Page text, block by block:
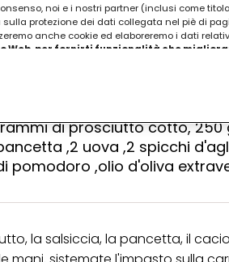
di prosciutto cotto, 250
,2 uova ,2 spicchi
pomodoro ,olio d'oliva
la salsiccia, la pancetta, il
noi e i nostri partner (inclusi come
protezione dei dati collegata nel piè di
anche cookie ed elaboreremo i dati
Web, per fornirti funzionalità che
. Analizzeremo il tuo utilizzo di questo
dell'azienda per cui lavori) per) e su tale
le nostre informazioni sulle entità
questo sito web e altri media (di terzi)
il successo delle campagne
maggiori informazioni sul trattamento dei tuoi
con effetto per il futuro disabilitando i
seguito".